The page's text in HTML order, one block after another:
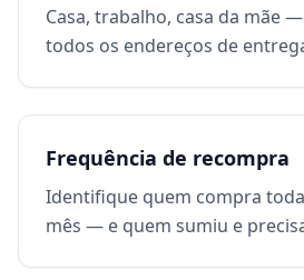
Casa, trabalho, casa da mãe
todos os endereços de
Frequência de recompra
Identifique quem compra
mês — e quem sumiu e